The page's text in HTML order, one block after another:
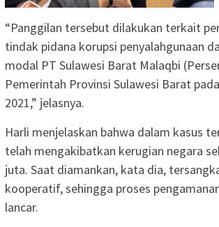
“Panggilan tersebut dilakukan terkait
tindak pidana korupsi penyalahgunaan
modal PT Sulawesi Barat Malaqbi
Pemerintah Provinsi Sulawesi Barat
2021,” jelasnya.
Harli menjelaskan bahwa dalam kasus
telah mengakibatkan kerugian negara
juta. Saat diamankan, kata dia,
kooperatif, sehingga proses
lancar.